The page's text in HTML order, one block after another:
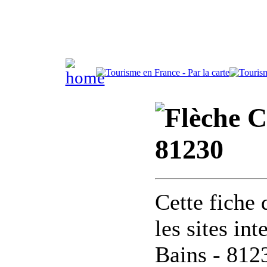
81230
Cette fiche
les sites
Bains -